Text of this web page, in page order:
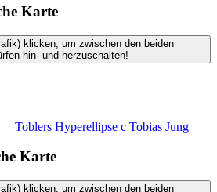
Karte
klicken, um zwischen den beiden
hin- und herzuschalten!
Toblers Hyperellipse c Tobias Jung
Karte
klicken, um zwischen den beiden